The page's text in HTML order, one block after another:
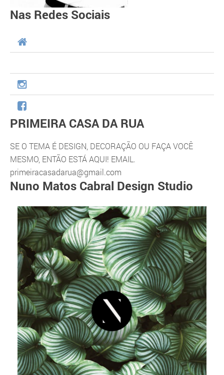
Nas Redes Sociais
PRIMEIRA CASA DA RUA
SE O TEMA É DESIGN, DECORAÇÃO OU FAÇA VOCÊ
MESMO, ENTÃO ESTÁ AQUI! EMAIL.
primeiracasadarua@gmail.com
Nuno Matos Cabral Design Studio